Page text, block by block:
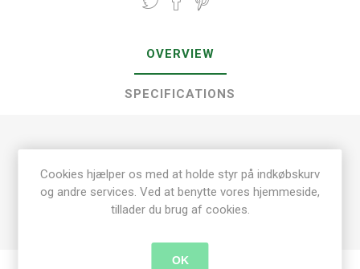
OVERVIEW
SPECIFICATIONS
Dies set 3 dele
Gitter: 10 x 7,7 cm pr. del
Anker: 3 x 2,3 cm
Cookies hjælper os med at holde styr på indkøbskurv
og andre services. Ved at benytte vores hjemmeside,
tillader du brug af cookies.
OK